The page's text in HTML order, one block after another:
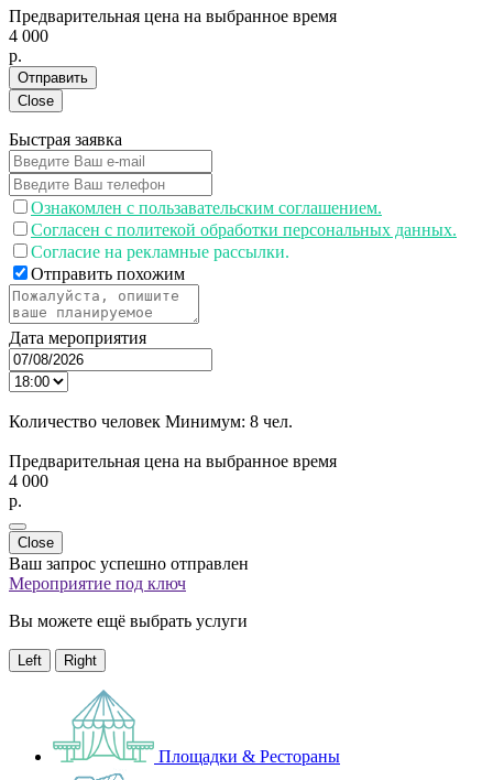
Предварительная цена на выбранное время
4 000
p.
Отправить
Close
Быстрая заявка
Ознакомлен с пользавательским соглашением.
Согласен с политекой обработки персональных данных.
Согласие на рекламные рассылки.
Отправить похожим
Дата мероприятия
Количество человек Минимум: 8 чел.
Предварительная цена на выбранное время
4 000
p.
Close
Ваш запрос успешно отправлен
Мероприятие под ключ
Вы можете ещё выбрать услуги
Left Right
Площадки & Рестораны